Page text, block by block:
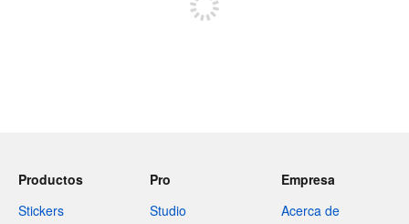
Productos
Stickers
Pro
Studio
Empresa
Acerca de